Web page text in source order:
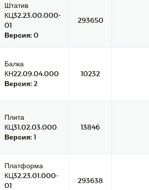
Штатив
КЦ32.23.00.000-
01
Версия: 0
293650
Балка
КН22.09.04.000
Версия: 2
10232
Плита
КЦ31.02.03.000
Версия: 1
13846
Платформа
КЦ32.23.01.000-
01
293638